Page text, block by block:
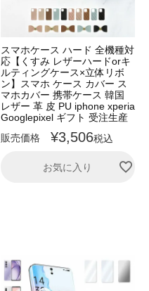
スマホケース ハード 全機種対
応【くすみ レザーハードorキ
ルティングケース×立体リボ
ン】スマホ ケース カバー ス
マホカバー 携帯ケース 韓国
レザー 革 皮 PU iphone xperia
Googlepixel ギフト 受注生産
販売価格
¥3,506税込
お気に入り